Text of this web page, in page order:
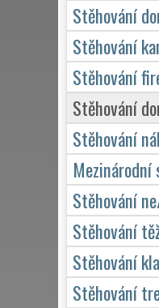
Stěhování
Stěhování
Stěhování
Stěhování
Stěhování
Stěhování
Stěhování
Stěhování
Stěhování